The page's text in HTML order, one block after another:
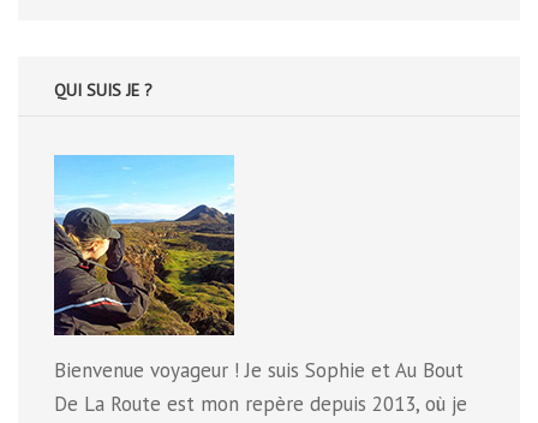
QUI SUIS JE ?
Bienvenue voyageur ! Je suis Sophie et Au Bout
De La Route est mon repère depuis 2013, où je